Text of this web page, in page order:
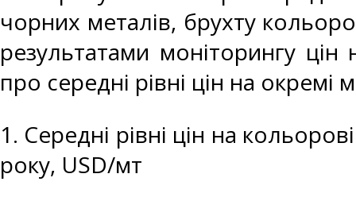
чорних металів, брухту
результатами моніторингу
про середні рівні цін на окремі
1. Середні рівні цін на
року, USD/мт